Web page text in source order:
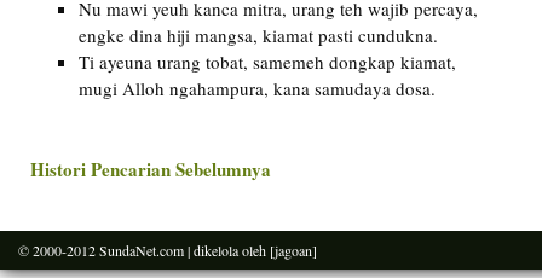
Nu mawi yeuh kanca mitra, urang teh wajib percaya,
engke dina hiji mangsa, kiamat pasti cundukna.
Ti ayeuna urang tobat, samemeh dongkap kiamat,
mugi Alloh ngahampura, kana samudaya dosa.
Histori Pencarian Sebelumnya
© 2000-2012SundaNet.com| dikelola oleh [jagoan]